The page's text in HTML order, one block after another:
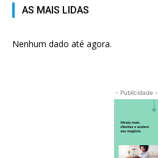
AS MAIS LIDAS
Nenhum dado até agora.
- Publicidade -